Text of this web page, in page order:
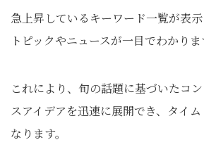
急上昇しているキーワード一覧が表
トピックやニュースが一目でわかりま
これにより、旬の話題に基づいたコ
スアイデアを迅速に展開でき、タイ
なります。